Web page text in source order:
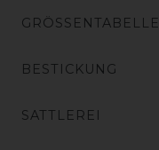
GRÖSSENTABELLE
BESTICKUNG
SATTLEREI